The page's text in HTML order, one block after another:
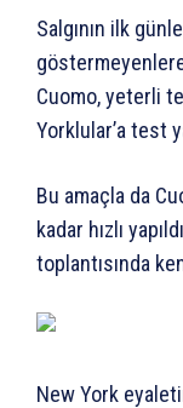
Salgının ilk
Cuomo, yeterli
Yorklular’a test
Bu amaçla da
kadar hızlı
toplantısında
New York